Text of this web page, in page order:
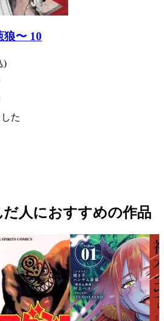
狼〜 10
)
た
人におすすめの作品